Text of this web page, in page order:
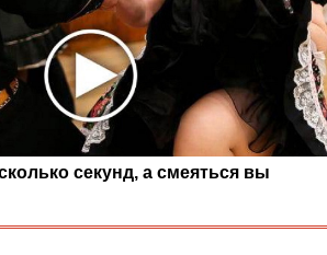
секунд, а смеяться вы